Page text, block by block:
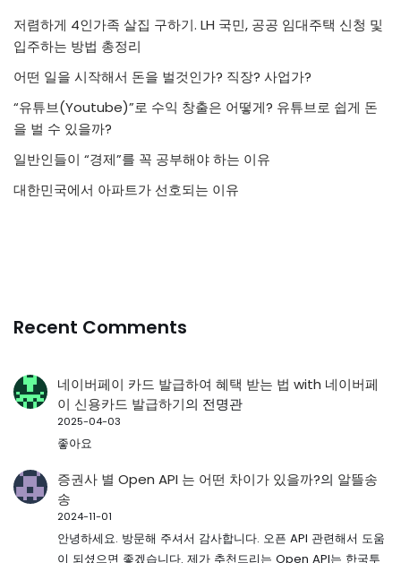
저렴하게 4인가족 살집 구하기. LH 국민, 공공 임대주택 신청 및
입주하는 방법 총정리
어떤 일을 시작해서 돈을 벌것인가? 직장? 사업가?
“유튜브(Youtube)”로 수익 창출은 어떻게? 유튜브로 쉽게 돈
을 벌 수 있을까?
일반인들이 “경제”를 꼭 공부해야 하는 이유
대한민국에서 아파트가 선호되는 이유
Recent Comments
네이버페이 카드 발급하여 혜택 받는 법 with 네이버페
이 신용카드 발급하기의 전명관
2025-04-03
좋아요
증권사 별 Open API 는 어떤 차이가 있을까?의 알뜰송
송
2024-11-01
안녕하세요. 방문해 주셔서 감사합니다. 오픈 API 관련해서 도움
이 되셨으면 좋겠습니다. 제가 추천드리는 Open API는 한국투